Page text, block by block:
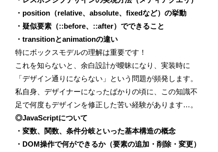
・position（relative、absolute、fixedなど）の挙動
・疑似要素（::before、::after）でできること
・transitionとanimationの違い
特にボックスモデルの理解は重要です！
これを知らないと、余白設計が曖昧になり、実装時に
「デザイン通りにならない」という問題が頻発します。
私自身、デザイナーになったばかりの頃に、この知識不
足で何度もデザインを修正した苦い経験があります…。
◎JavaScriptについて
・変数、関数、条件分岐といった基本構造の概念
・DOM操作で何ができるか（要素の追加・削除・変更）